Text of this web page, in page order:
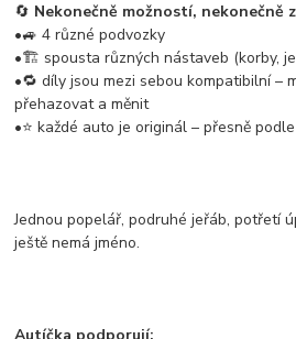
🔄 Nekonečně možností, nekonečně
•🚙 4 různé podvozky
•🏗️ spousta různých nástaveb (korby,
•🔁 díly jsou mezi sebou kompatibilní –
přehazovat a měnit
•⭐ každé auto je originál – přesně
Jednou popelář, podruhé jeřáb, potřetí
ještě nemá jméno.